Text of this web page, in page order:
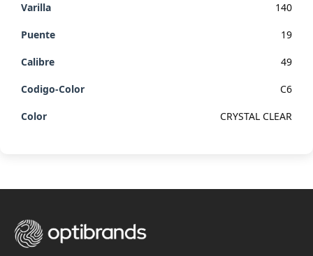
140
19
49
C6
CRYSTAL CLEAR